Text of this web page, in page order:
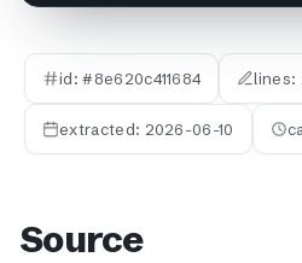
id: #8e620c411684 lines:
extracted: 2026-06-10
Source